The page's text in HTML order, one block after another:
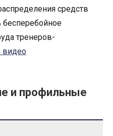
средств
бесперебойное
тренеров-
видео
и профильные